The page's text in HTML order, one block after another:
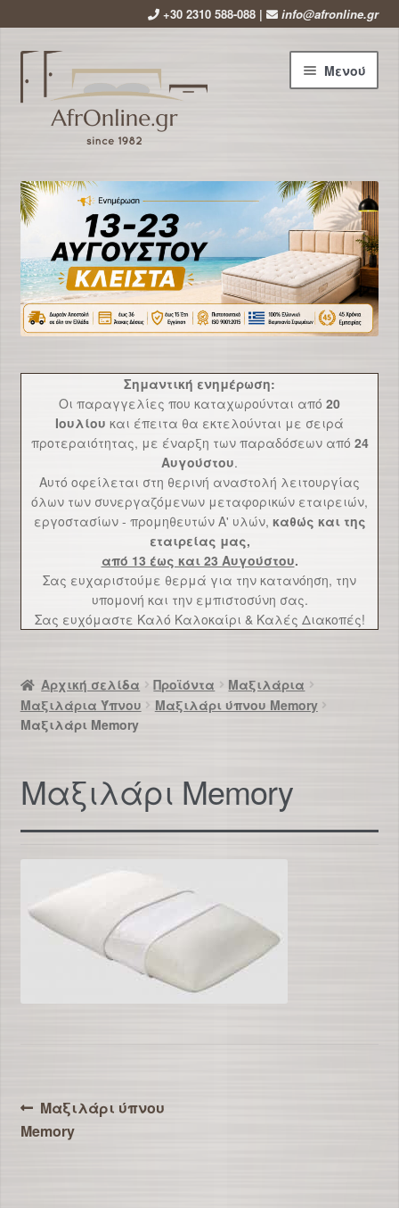
+30 2310 588-088 | info@afronline.gr
Απευθείας
μετάβαση
στην
πλοήγηση
Μετάβαση
σε
περιεχόμενο
Μενού
Εταιρεία
Προϊόντα
υπό-
μενού
Χρήσιμα
Επικοινωνία
Σημαντική ενημέρωση:
Οι παραγγελίες που καταχωρούνται από 20
Ιουλίου και έπειτα θα εκτελούνται με σειρά
προτεραιότητας, με έναρξη των παραδόσεων από 24
Αυγούστου.
Αυτό οφείλεται στη θερινή αναστολή λειτουργίας
όλων των συνεργαζόμενων μεταφορικών εταιρειών,
εργοστασίων - προμηθευτών Α' υλών, καθώς και της
εταιρείας μας,
από 13 έως και 23 Αυγούστου.
Σας ευχαριστούμε θερμά για την κατανόηση, την
υπομονή και την εμπιστοσύνη σας.
Σας ευχόμαστε Καλό Καλοκαίρι & Καλές Διακοπές!
Αρχική σελίδα Προϊόντα
Μαξιλάρια
Μαξιλάρια Ύπνου
Μαξιλάρι ύπνου Memory
Μαξιλάρι Memory
Μαξιλάρι Memory
Πλοήγηση
άρθρων
Προηγούμενο
άρθρο:
Μαξιλάρι ύπνου
Memory